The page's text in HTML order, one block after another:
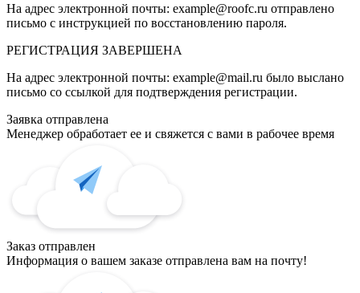
На адрес электронной почты: example@roofc.ru отправлено
письмо с инструкцией по восстановлению пароля.
РЕГИСТРАЦИЯ ЗАВЕРШЕНА
На адрес электронной почты: example@mail.ru было выслано
письмо со ссылкой для подтверждения регистрации.
Заявка отправлена
Менеджер обработает ее и свяжется с вами в рабочее время
Заказ отправлен
Информация о вашем заказе отправлена вам на почту!